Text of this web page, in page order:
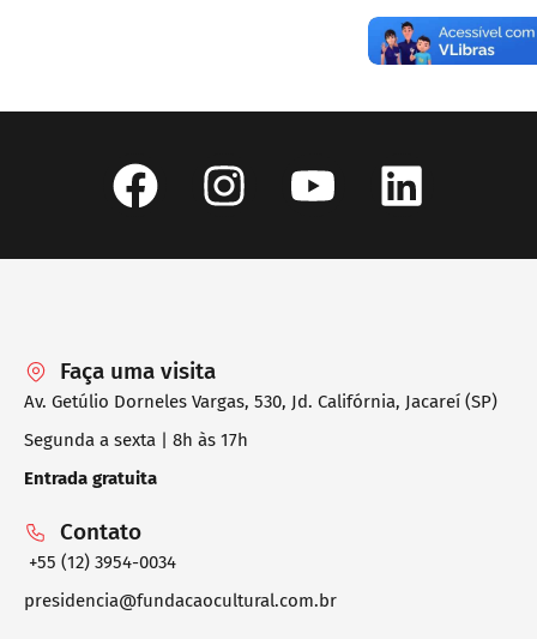
Faça uma visita
Av. Getúlio Dorneles Vargas, 530, Jd. Califórnia, Jacareí (SP)
Segunda a sexta | 8h às 17h
Entrada gratuita
Contato
+55 (12) 3954-0034
presidencia@fundacaocultural.com.br